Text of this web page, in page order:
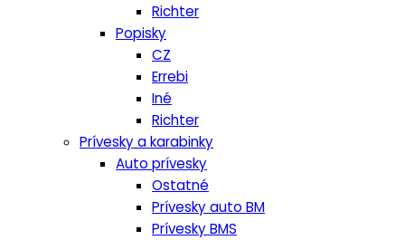
Richter
Popisky
CZ
Errebi
Iné
Richter
Prívesky a karabinky
Auto prívesky
Ostatné
Prívesky auto BM
Prívesky BMS